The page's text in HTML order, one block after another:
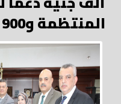
المنتظمة و900 فرصة عمل